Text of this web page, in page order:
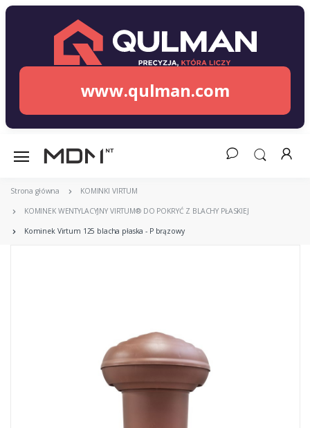
www.qulman.com
Strona główna KOMINKI VIRTUM
KOMINEK WENTYLACYJNY VIRTUM® DO POKRYĆ Z BLACHY PŁASKIEJ
Kominek Virtum 125 blacha płaska - P brązowy